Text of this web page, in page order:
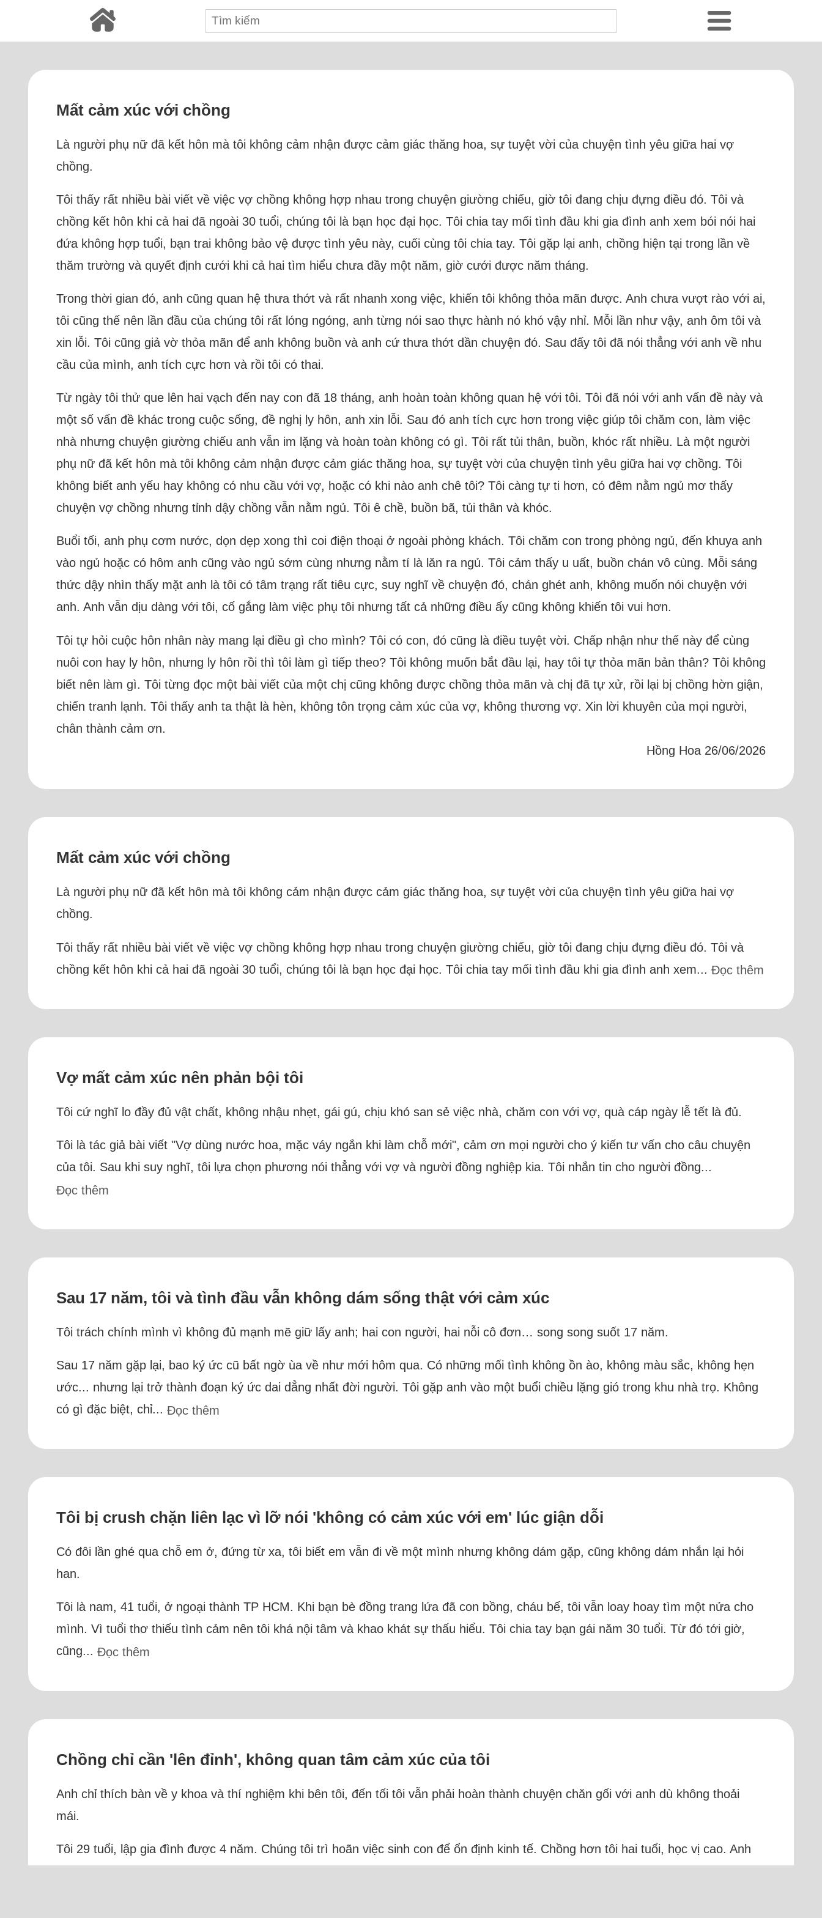
Mất cảm xúc với chồng
Là người phụ nữ đã kết hôn mà tôi không cảm nhận được cảm giác thăng hoa, sự tuyệt vời của chuyện tình yêu giữa hai vợ
chồng.
Tôi thấy rất nhiều bài viết về việc vợ chồng không hợp nhau trong chuyện giường chiếu, giờ tôi đang chịu đựng điều đó. Tôi và
chồng kết hôn khi cả hai đã ngoài 30 tuổi, chúng tôi là bạn học đại học. Tôi chia tay mối tình đầu khi gia đình anh xem bói nói hai
đứa không hợp tuổi, bạn trai không bảo vệ được tình yêu này, cuối cùng tôi chia tay. Tôi gặp lại anh, chồng hiện tại trong lần về
thăm trường và quyết định cưới khi cả hai tìm hiểu chưa đầy một năm, giờ cưới được năm tháng.
Trong thời gian đó, anh cũng quan hệ thưa thớt và rất nhanh xong việc, khiến tôi không thỏa mãn được. Anh chưa vượt rào với ai,
tôi cũng thế nên lần đầu của chúng tôi rất lóng ngóng, anh từng nói sao thực hành nó khó vậy nhỉ. Mỗi lần như vậy, anh ôm tôi và
xin lỗi. Tôi cũng giả vờ thỏa mãn để anh không buồn và anh cứ thưa thớt dần chuyện đó. Sau đấy tôi đã nói thẳng với anh về nhu
cầu của mình, anh tích cực hơn và rồi tôi có thai.
Từ ngày tôi thử que lên hai vạch đến nay con đã 18 tháng, anh hoàn toàn không quan hệ với tôi. Tôi đã nói với anh vấn đề này và
một số vấn đề khác trong cuộc sống, đề nghị ly hôn, anh xin lỗi. Sau đó anh tích cực hơn trong việc giúp tôi chăm con, làm việc
nhà nhưng chuyện giường chiếu anh vẫn im lặng và hoàn toàn không có gì. Tôi rất tủi thân, buồn, khóc rất nhiều. Là một người
phụ nữ đã kết hôn mà tôi không cảm nhận được cảm giác thăng hoa, sự tuyệt vời của chuyện tình yêu giữa hai vợ chồng. Tôi
không biết anh yếu hay không có nhu cầu với vợ, hoặc có khi nào anh chê tôi? Tôi càng tự ti hơn, có đêm nằm ngủ mơ thấy
chuyện vợ chồng nhưng tỉnh dậy chồng vẫn nằm ngủ. Tôi ê chề, buồn bã, tủi thân và khóc.
Buổi tối, anh phụ cơm nước, dọn dẹp xong thì coi điện thoại ở ngoài phòng khách. Tôi chăm con trong phòng ngủ, đến khuya anh
vào ngủ hoặc có hôm anh cũng vào ngủ sớm cùng nhưng nằm tí là lăn ra ngủ. Tôi cảm thấy u uất, buồn chán vô cùng. Mỗi sáng
thức dậy nhìn thấy mặt anh là tôi có tâm trạng rất tiêu cực, suy nghĩ về chuyện đó, chán ghét anh, không muốn nói chuyện với
anh. Anh vẫn dịu dàng với tôi, cố gắng làm việc phụ tôi nhưng tất cả những điều ấy cũng không khiến tôi vui hơn.
Tôi tự hỏi cuộc hôn nhân này mang lại điều gì cho mình? Tôi có con, đó cũng là điều tuyệt vời. Chấp nhận như thế này để cùng
nuôi con hay ly hôn, nhưng ly hôn rồi thì tôi làm gì tiếp theo? Tôi không muốn bắt đầu lại, hay tôi tự thỏa mãn bản thân? Tôi không
biết nên làm gì. Tôi từng đọc một bài viết của một chị cũng không được chồng thỏa mãn và chị đã tự xử, rồi lại bị chồng hờn giận,
chiến tranh lạnh. Tôi thấy anh ta thật là hèn, không tôn trọng cảm xúc của vợ, không thương vợ. Xin lời khuyên của mọi người,
chân thành cảm ơn.
Hồng Hoa 26/06/2026
Mất cảm xúc với chồng
Là người phụ nữ đã kết hôn mà tôi không cảm nhận được cảm giác thăng hoa, sự tuyệt vời của chuyện tình yêu giữa hai vợ
chồng.
Tôi thấy rất nhiều bài viết về việc vợ chồng không hợp nhau trong chuyện giường chiếu, giờ tôi đang chịu đựng điều đó. Tôi và
chồng kết hôn khi cả hai đã ngoài 30 tuổi, chúng tôi là bạn học đại học. Tôi chia tay mối tình đầu khi gia đình anh xem... Đọc thêm
Vợ mất cảm xúc nên phản bội tôi
Tôi cứ nghĩ lo đầy đủ vật chất, không nhậu nhẹt, gái gú, chịu khó san sẻ việc nhà, chăm con với vợ, quà cáp ngày lễ tết là đủ.
Tôi là tác giả bài viết "Vợ dùng nước hoa, mặc váy ngắn khi làm chỗ mới", cảm ơn mọi người cho ý kiến tư vấn cho câu chuyện
của tôi. Sau khi suy nghĩ, tôi lựa chọn phương nói thẳng với vợ và người đồng nghiệp kia. Tôi nhắn tin cho người đồng...
Đọc thêm
Sau 17 năm, tôi và tình đầu vẫn không dám sống thật với cảm xúc
Tôi trách chính mình vì không đủ mạnh mẽ giữ lấy anh; hai con người, hai nỗi cô đơn… song song suốt 17 năm.
Sau 17 năm gặp lại, bao ký ức cũ bất ngờ ùa về như mới hôm qua. Có những mối tình không ồn ào, không màu sắc, không hẹn
ước... nhưng lại trở thành đoạn ký ức dai dẳng nhất đời người. Tôi gặp anh vào một buổi chiều lặng gió trong khu nhà trọ. Không
có gì đặc biệt, chỉ... Đọc thêm
Tôi bị crush chặn liên lạc vì lỡ nói 'không có cảm xúc với em' lúc giận dỗi
Có đôi lần ghé qua chỗ em ở, đứng từ xa, tôi biết em vẫn đi về một mình nhưng không dám gặp, cũng không dám nhắn lại hỏi
han.
Tôi là nam, 41 tuổi, ở ngoại thành TP HCM. Khi bạn bè đồng trang lứa đã con bồng, cháu bế, tôi vẫn loay hoay tìm một nửa cho
mình. Vì tuổi thơ thiếu tình cảm nên tôi khá nội tâm và khao khát sự thấu hiểu. Tôi chia tay bạn gái năm 30 tuổi. Từ đó tới giờ,
cũng... Đọc thêm
Chồng chỉ cần 'lên đỉnh', không quan tâm cảm xúc của tôi
Anh chỉ thích bàn về y khoa và thí nghiệm khi bên tôi, đến tối tôi vẫn phải hoàn thành chuyện chăn gối với anh dù không thoải
mái.
Tôi 29 tuổi, lập gia đình được 4 năm. Chúng tôi trì hoãn việc sinh con để ổn định kinh tế. Chồng hơn tôi hai tuổi, học vị cao. Anh